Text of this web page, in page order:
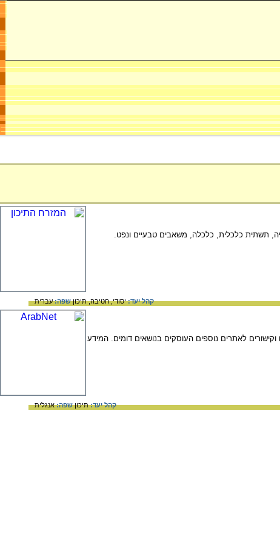
תשתית כלכלית, כלכלה, משאבים טבעיים ונפט.
קהל יעד:יסודי,חטיבה,תיכוןשפה:עברית
לאתרים נוספים העוסקים בנושאים דומים. המידע
קהל יעד:תיכוןשפה:אנגלית